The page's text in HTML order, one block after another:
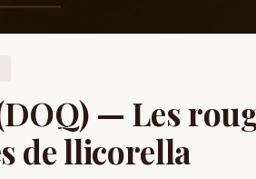
— Les
de llicorella